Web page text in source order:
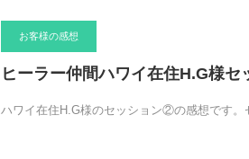
お客様の感想
ヒーラー仲間ハワイ在住H.G様
ハワイ在住H.G様のセッション②の感想です